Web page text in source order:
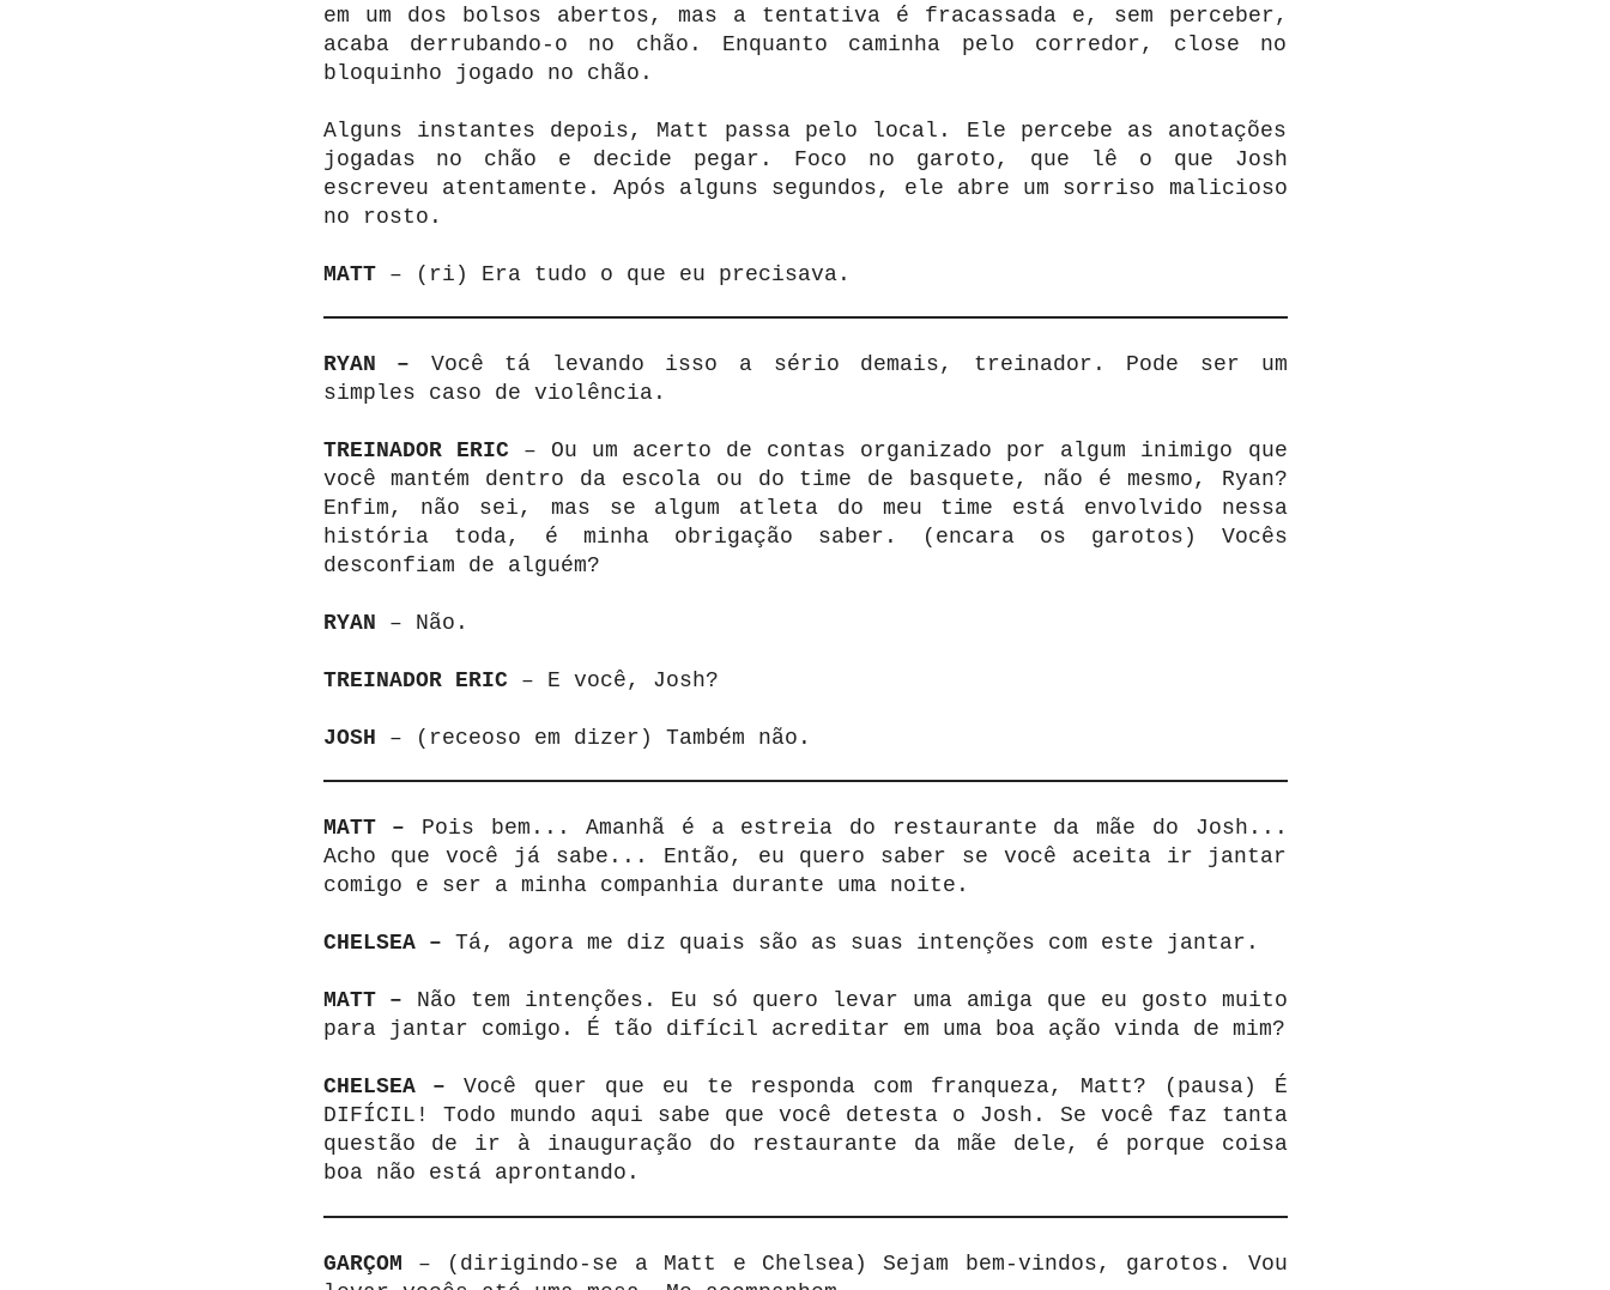
em um dos bolsos abertos, mas a tentativa é fracassada e, sem perceber,
acaba derrubando-o no chão. Enquanto caminha pelo corredor, close no
bloquinho jogado no chão.
Alguns instantes depois, Matt passa pelo local. Ele percebe as anotações
jogadas no chão e decide pegar. Foco no garoto, que lê o que Josh
escreveu atentamente. Após alguns segundos, ele abre um sorriso malicioso
no rosto.
MATT– (ri) Era tudo o que eu precisava.
RYAN – Você tá levando isso a sério demais, treinador. Pode ser um
simples caso de violência.
TREINADOR ERIC – Ou um acerto de contas organizado por algum inimigo que
você mantém dentro da escola ou do time de basquete, não é mesmo, Ryan?
Enfim, não sei, mas se algum atleta do meu time está envolvido nessa
história toda, é minha obrigação saber. (encara os garotos) Vocês
desconfiam de alguém?
RYAN – Não.
TREINADOR ERIC – E você, Josh?
JOSH – (receoso em dizer) Também não.
MATT – Pois bem... Amanhã é a estreia do restaurante da mãe do Josh...
Acho que você já sabe... Então, eu quero saber se você aceita ir jantar
comigo e ser a minha companhia durante uma noite.
CHELSEA – Tá, agora me diz quais são as suas intenções com este jantar.
MATT – Não tem intenções. Eu só quero levar uma amiga que eu gosto muito
para jantar comigo. É tão difícil acreditar em uma boa ação vinda de mim?
CHELSEA –Você quer que eu te responda com franqueza, Matt? (pausa) É
DIFÍCIL! Todo mundo aqui sabe que você detesta o Josh. Se você faz tanta
questão de ir à inauguração do restaurante da mãe dele, é porque coisa
boa não está aprontando.
GARÇOM
– (dirigindo-se a Matt e Chelsea) Sejam bem-vindos, garotos. Vou